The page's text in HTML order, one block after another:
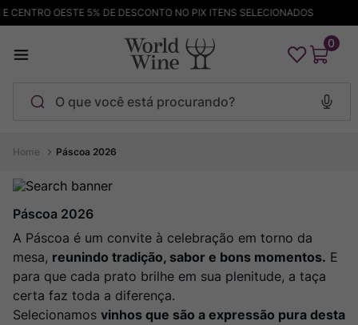
OESTE 5% DE DESCONTO NO PIX ITENS SELECIONADOS
0
Páscoa 2026
Páscoa 2026
A Páscoa é um convite à celebração em torno da
mesa, reunindo tradição, sabor e bons momentos. E
para que cada prato brilhe em sua plenitude, a taça
certa faz toda a diferença.
Selecionamos vinhos que são a expressão pura desta
Termos mais buscados
1º Maçanita
2º Pinot Noir
3º Barolo
4º Garzon
Chablis
6º Bodega Garzon